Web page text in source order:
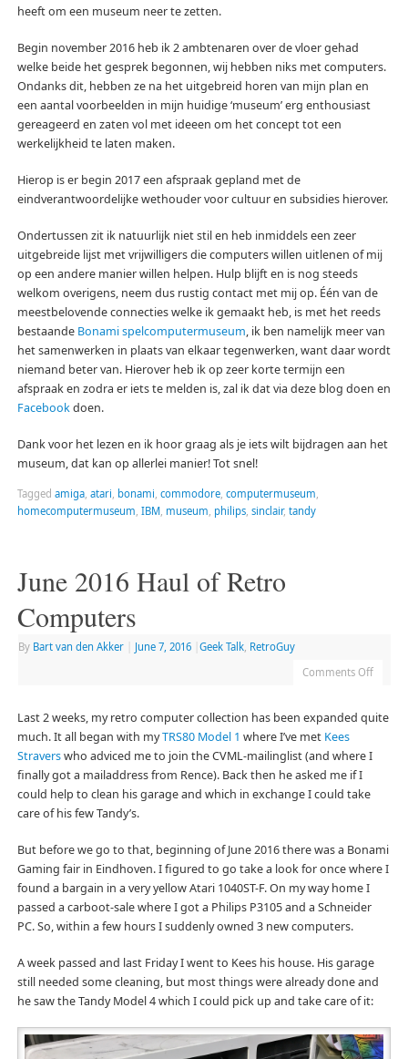
heeft om een museum neer te zetten.
Begin november 2016 heb ik 2 ambtenaren over de vloer gehad
welke beide het gesprek begonnen, wij hebben niks met computers.
Ondanks dit, hebben ze na het uitgebreid horen van mijn plan en
een aantal voorbeelden in mijn huidige ‘museum’ erg enthousiast
gereageerd en zaten vol met ideeen om het concept tot een
werkelijkheid te laten maken.
Hierop is er begin 2017 een afspraak gepland met de
eindverantwoordelijke wethouder voor cultuur en subsidies hierover.
Ondertussen zit ik natuurlijk niet stil en heb inmiddels een zeer
uitgebreide lijst met vrijwilligers die computers willen uitlenen of mij
op een andere manier willen helpen. Hulp blijft en is nog steeds
welkom overigens, neem dus rustig contact met mij op. Één van de
meestbelovende connecties welke ik gemaakt heb, is met het reeds
bestaande Bonami spelcomputermuseum, ik ben namelijk meer van
het samenwerken in plaats van elkaar tegenwerken, want daar wordt
niemand beter van. Hierover heb ik op zeer korte termijn een
afspraak en zodra er iets te melden is, zal ik dat via deze blog doen en
Facebookdoen.
Dank voor het lezen en ik hoor graag als je iets wilt bijdragen aan het
museum, dat kan op allerlei manier! Tot snel!
Tagged amiga, atari bonami commodore, computermuseum
homecomputermuseum IBM, museum philips, sinclair, tandy
June 2016 Haul of Retro
Computers
By Bart van den Akker June 7, 2016 Geek Talk, RetroGuy
Comments Off
Last 2 weeks, my retro computer collection has been expanded quite
much. It all began with myTRS80 Model 1 where I’ve met Kees
Straverswho adviced me to join the CVML-mailinglist (and where I
finally got a mailaddress from Rence). Back then he asked me if I
could help to clean his garage and which in exchange I could take
care of his few Tandy’s.
But before we go to that, beginning of June 2016 there was a Bonami
Gaming fair in Eindhoven. I figured to go take a look for once where I
found a bargain in a very yellow Atari 1040ST-F. On my way home I
passed a carboot-sale where I got a Philips P3105 and a Schneider
PC. So, within a few hours I suddenly owned 3 new computers.
A week passed and last Friday I went to Kees his house. His garage
still needed some cleaning, but most things were already done and
he saw the Tandy Model 4 which I could pick up and take care of it: